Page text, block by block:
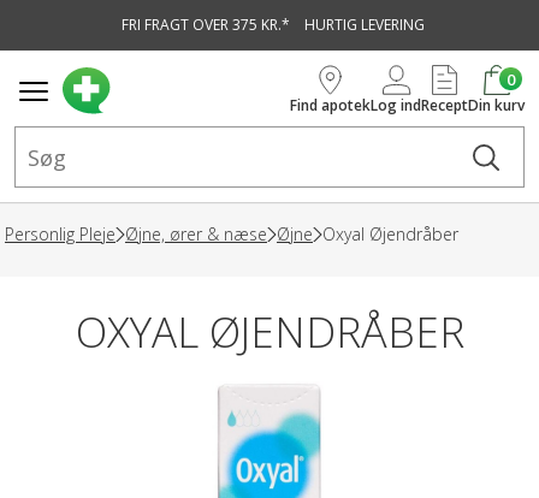
FRI FRAGT OVER 375 KR.* HURTIG LEVERING
Find apotekLog indRecept
0
Din kurv
Personlig Pleje Øjne, ører & næse Øjne Oxyal Øjendråber
OXYAL ØJENDRÅBER